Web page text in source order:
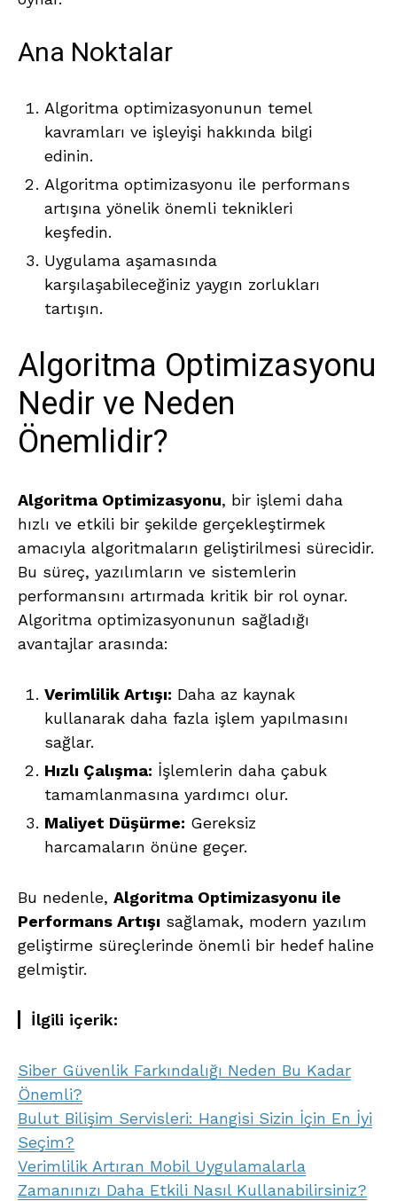
Ana Noktalar
Algoritma optimizasyonunun temel
kavramları ve işleyişi hakkında bilgi
edinin.
Algoritma optimizasyonu ile performans
artışına yönelik önemli teknikleri
keşfedin.
Uygulama aşamasında
karşılaşabileceğiniz yaygın zorlukları
tartışın.
Algoritma Optimizasyonu
Nedir ve Neden
Önemlidir?
Algoritma Optimizasyonu, bir işlemi daha
hızlı ve etkili bir şekilde gerçekleştirmek
amacıyla algoritmaların geliştirilmesi sürecidir.
Bu süreç, yazılımların ve sistemlerin
performansını artırmada kritik bir rol oynar.
Algoritma optimizasyonunun sağladığı
avantajlar arasında:
Verimlilik Artışı: Daha az kaynak
kullanarak daha fazla işlem yapılmasını
sağlar.
Hızlı Çalışma: İşlemlerin daha çabuk
tamamlanmasına yardımcı olur.
Maliyet Düşürme: Gereksiz
harcamaların önüne geçer.
Bu nedenle, Algoritma Optimizasyonu ile
Performans Artışı sağlamak, modern yazılım
geliştirme süreçlerinde önemli bir hedef haline
gelmiştir.
İlgili içerik:
Siber Güvenlik Farkındalığı Neden Bu Kadar
Önemli?
Bulut Bilişim Servisleri: Hangisi Sizin İçin En İyi
Seçim?
Verimlilik Artıran Mobil Uygulamalarla
Zamanınızı Daha Etkili Nasıl Kullanabilirsiniz?